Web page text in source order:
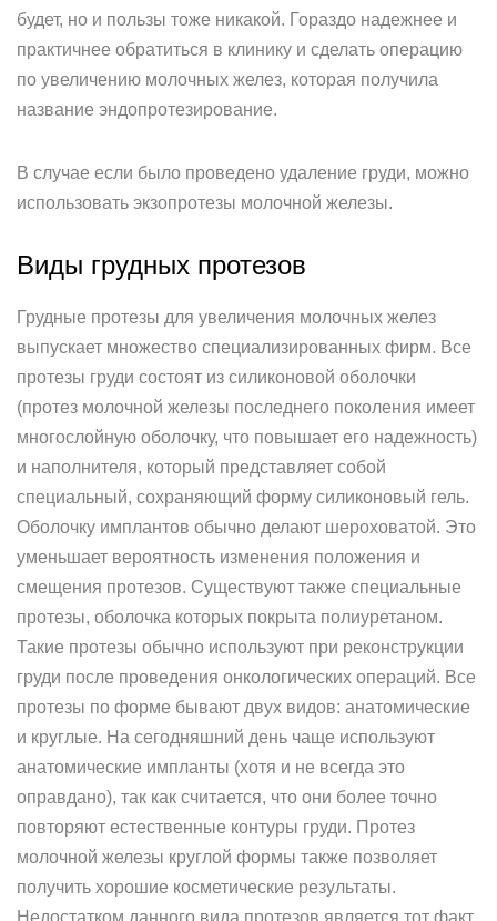
будет, но и пользы тоже никакой. Гораздо надежнее и
практичнее обратиться в клинику и сделать операцию
по увеличению молочных желез, которая получила
название эндопротезирование.
В случае если было проведено удаление груди, можно
использовать экзопротезы молочной железы.
Виды грудных протезов
Грудные протезы для увеличения молочных желез
выпускает множество специализированных фирм. Все
протезы груди состоят из силиконовой оболочки
(протез молочной железы последнего поколения имеет
многослойную оболочку, что повышает его надежность)
и наполнителя, который представляет собой
специальный, сохраняющий форму силиконовый гель.
Оболочку имплантов обычно делают шероховатой. Это
уменьшает вероятность изменения положения и
смещения протезов. Существуют также специальные
протезы, оболочка которых покрыта полиуретаном.
Такие протезы обычно используют при реконструкции
груди после проведения онкологических операций. Все
протезы по форме бывают двух видов: анатомические
и круглые. На сегодняшний день чаще используют
анатомические импланты (хотя и не всегда это
оправдано), так как считается, что они более точно
повторяют естественные контуры груди. Протез
молочной железы круглой формы также позволяет
получить хорошие косметические результаты.
Недостатком данного вида протезов является тот факт,